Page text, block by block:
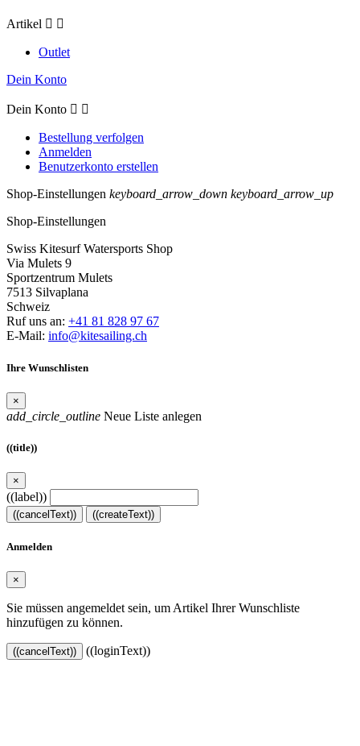
Artikel  
Outlet
Dein Konto
Dein Konto  
Bestellung verfolgen
Anmelden
Benutzerkonto erstellen
Shop-Einstellungen keyboard_arrow_down keyboard_arrow_up
Shop-Einstellungen
Swiss Kitesurf Watersports Shop
Via Mulets 9
Sportzentrum Mulets
7513 Silvaplana
Schweiz
Ruf uns an: +41 81 828 97 67
E-Mail: info@kitesailing.ch
Ihre Wunschlisten
×
add_circle_outline Neue Liste anlegen
((title))
×
((label))
((cancelText)) ((createText))
Anmelden
×
Sie müssen angemeldet sein, um Artikel Ihrer Wunschliste
hinzufügen zu können.
((cancelText)) ((loginText))